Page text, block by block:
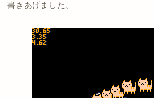
書きあげました。